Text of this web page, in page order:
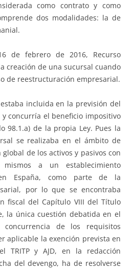
como contrato y como
dos modalidades: la de
de febrero de 2016, Recurso
creación de una sucursal cuando
de reestructuración empresarial.
incluida en la previsión del
y concurría el beneficio impositivo
98.1.a) de la propia Ley. Pues la
se realizaba en el ámbito de
de los activos y pasivos con
a un establecimiento
España, como parte de la
por lo que se encontraba
fiscal del Capítulo VIII del Título
la única cuestión debatida en el
de los requisitos
aplicable la exención prevista en
TRITP y AJD, en la redacción
del devengo, ha de resolverse